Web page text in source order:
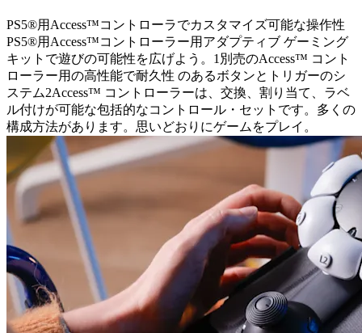
PS5®用Access™コントローラでカスタマイズ可能な操作性
PS5®用Access™コントローラー用アダプティブ ゲーミング
キットで遊びの可能性を広げよう。1別売のAccess™ コント
ローラー用の高性能で耐久性 のあるボタンとトリガーのシ
ステム2Access™ コントローラーは、交換、割り当て、ラベ
ル付けが可能な包括的なコントロール・セットです。多くの
構成方法があります。思いどおりにゲームをプレイ。